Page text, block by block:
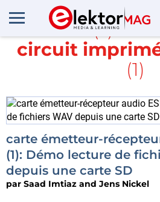
Article(s)
circuit
(1)
carte émetteur-
(1): Démo lecture de
depuis une carte SD
par Saad Imtiaz and Jens Nickel